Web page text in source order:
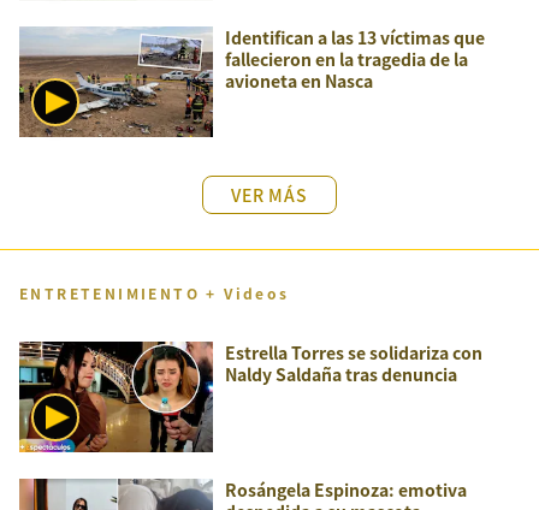
Identifican a las 13 víctimas que
fallecieron en la tragedia de la
avioneta en Nasca
VER MÁS
ENTRETENIMIENTO + Videos
Estrella Torres se solidariza con
Naldy Saldaña tras denuncia
Rosángela Espinoza: emotiva